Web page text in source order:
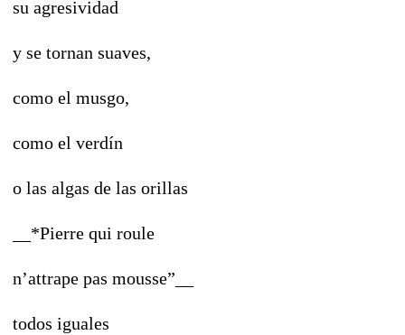
su agresividad
y se tornan suaves,
como el musgo,
como el verdín
o las algas de las orillas
__*Pierre qui roule
n’attrape pas mousse”__
todos iguales